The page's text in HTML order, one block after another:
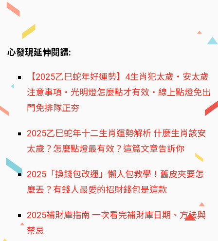
心發現延伸閱讀:
【2025乙巳蛇年好運勢】4生肖犯太歲‧安太歲
注意事項‧光明燈怎麼點才有效‧線上點燈免出
門免排隊正夯
2025乙巳蛇年十二生肖運勢解析 什麼生肖該安
太歲？怎麼點燈最有效？這篇文章告訴你
2025「換錢包改運」懶人包教學！舊皮夾要怎
麼丟？有錢人最愛的招財錢包是這款
2025補財庫指南 一次看完補財庫日期、方法與
禁忌